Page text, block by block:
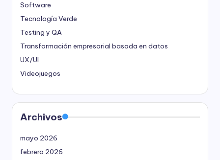
Software
Tecnología Verde
Testing y QA
Transformación empresarial basada en datos
UX/UI
Videojuegos
Archivos
mayo 2026
febrero 2026